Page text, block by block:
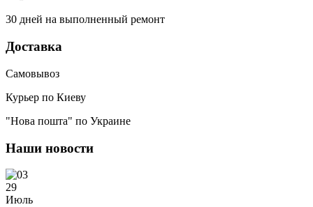
30 дней на выполненный ремонт
Доставка
Самовывоз
Курьер по Киеву
"Нова пошта" по Украине
Наши новости
29
Июль